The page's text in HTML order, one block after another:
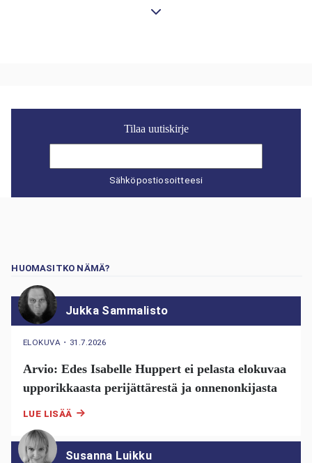
Tilaa uutiskirje
Sähköpostiosoitteesi
HUOMASITKO NÄMÄ?
Jukka Sammalisto
ELOKUVA ・ 31.7.2026
Arvio: Edes Isabelle Huppert ei pelasta elokuvaa
upporikkaasta perijättärestä ja onnenonkijasta
LUE LISÄÄ
Susanna Luikku